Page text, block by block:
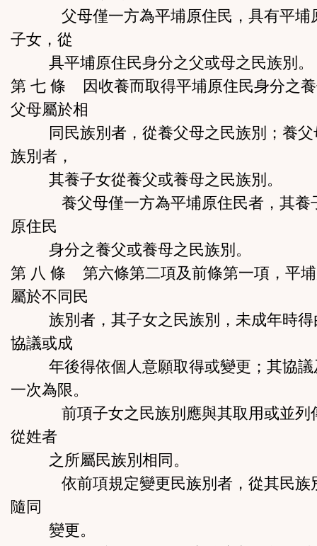
父母僅一方為平埔原住民，具有平埔
子女，從
具平埔原住民身分之父或母之民族別。
第 七 條 因收養而取得平埔原住民身分之
父母屬於相
同民族別者，從養父母之民族別；養父
族別者，
其養子女從養父或養母之民族別。
養父母僅一方為平埔原住民者，其養
原住民
身分之養父或養母之民族別。
第 八 條 第六條第二項及前條第一項，平
屬於不同民
族別者，其子女之民族別，未成年時得
協議或成
年後得依個人意願取得或變更；其協議
一次為限。
前項子女之民族別應與其取用或並列
從姓者
之所屬民族別相同。
依前項規定變更民族別者，從其民族
隨同
變更。